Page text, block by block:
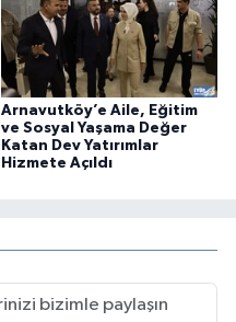
Arnavutköy’e Aile, Eğitim
ve Sosyal Yaşama Değer
Katan Dev Yatırımlar
Hizmete Açıldı